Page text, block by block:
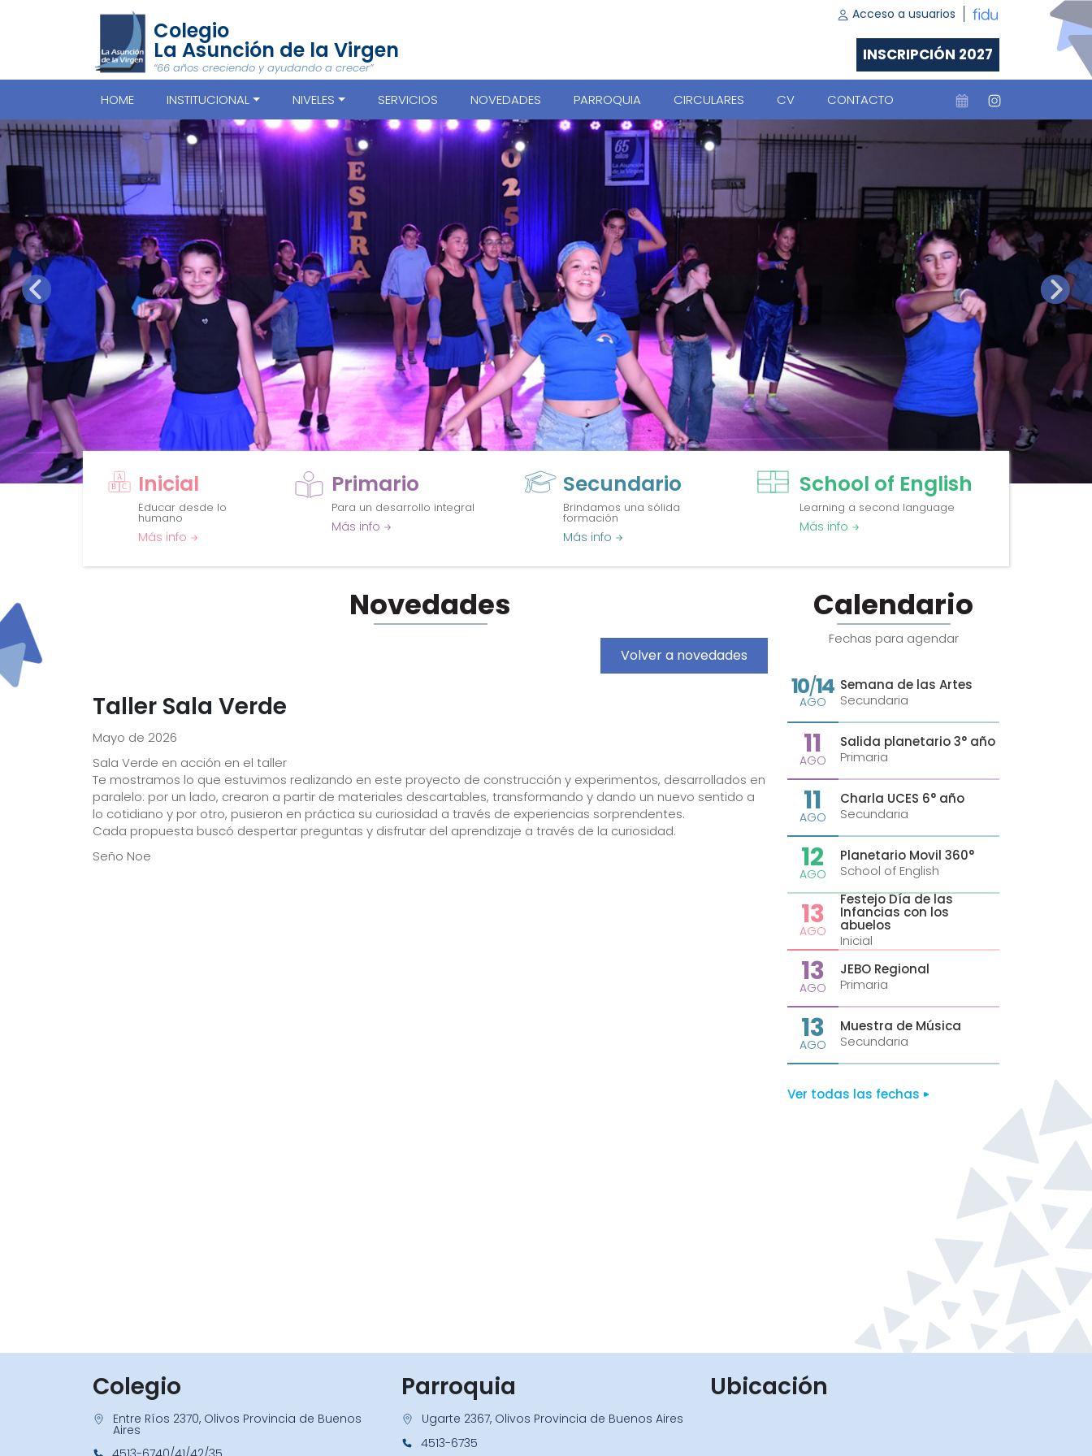
Colegio
La Asunción de la Virgen
“66 años creciendo y ayudando a crecer”
Acceso a usuarios
INSCRIPCIÓN 2027
HOME INSTITUCIONAL NIVELES SERVICIOS NOVEDADES PARROQUIA CIRCULARES CV CONTACTO
Inicial
Educar desde lo
humano
Más info
Primario
Para un desarrollo integral
Más info
Secundario
Brindamos una sólida
formación
Más info
School of English
Learning a second language
Más info
Novedades
Volver a novedades
Taller Sala Verde
Mayo de 2026
Sala Verde en acción en el taller
Te mostramos lo que estuvimos realizando en este proyecto de construcción y experimentos, desarrollados en
paralelo: por un lado, crearon a partir de materiales descartables, transformando y dando un nuevo sentido a
lo cotidiano y por otro, pusieron en práctica su curiosidad a través de experiencias sorprendentes.
Cada propuesta buscó despertar preguntas y disfrutar del aprendizaje a través de la curiosidad.
Seño Noe
Calendario
Fechas para agendar
10/14
AGO
Semana de las Artes
Secundaria
11
AGO
Salida planetario 3° año
Primaria
11
AGO
Charla UCES 6° año
Secundaria
12
AGO
Planetario Movil 360°
School of English
13
AGO
Festejo Día de las
Infancias con los
abuelos
Inicial
13
AGO
JEBO Regional
Primaria
13
AGO
Muestra de Música
Secundaria
Ver todas las fechas
Colegio
Entre Ríos 2370, Olivos Provincia de Buenos
Aires
Parroquia
Ugarte 2367, Olivos Provincia de Buenos Aires
4513-6735
Ubicación